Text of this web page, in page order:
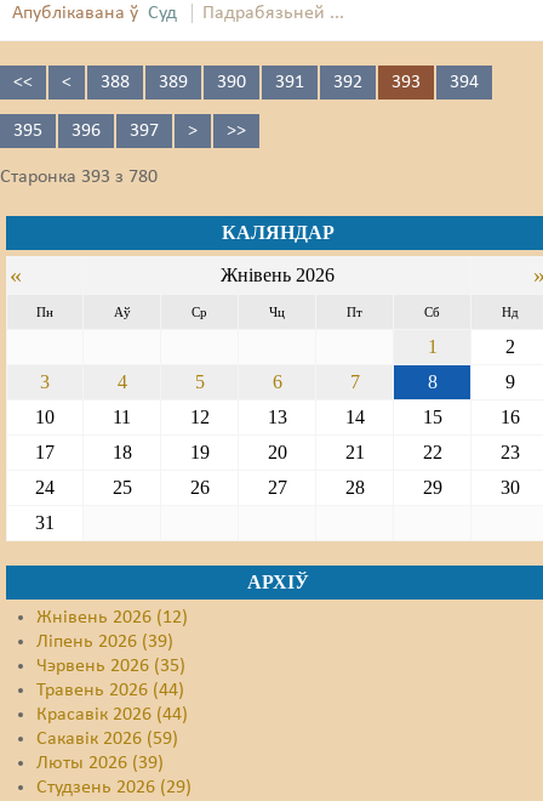
Апублікавана ў Суд Падрабязьней ...
<< < 388 389 390 391 392 393 394
395 396 397 > >>
Старонка 393 з 780
КАЛЯНДАР
« Жнівень 2026
Пн Аў Ср Чц Пт Сб Нд
1
2
3
4 5 6 7 8
9
10
11 12 13 14 15
16
17
18 19 20 21 22
23
24
25 26 27 28 29
30
31
АРХІЎ
Жнівень 2026 (12)
Ліпень 2026 (39)
Чэрвень 2026 (35)
Травень 2026 (44)
Красавік 2026 (44)
Сакавік 2026 (59)
Люты 2026 (39)
Студзень 2026 (29)